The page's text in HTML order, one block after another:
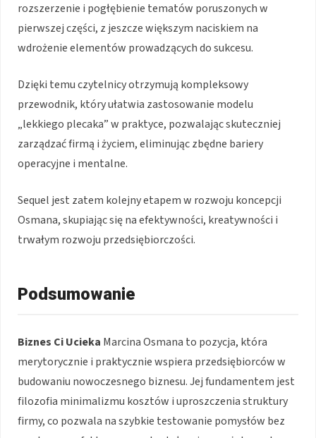
rozszerzenie i pogłębienie tematów poruszonych w
pierwszej części, z jeszcze większym naciskiem na
wdrożenie elementów prowadzących do sukcesu.
Dzięki temu czytelnicy otrzymują kompleksowy
przewodnik, który ułatwia zastosowanie modelu
„lekkiego plecaka” w praktyce, pozwalając skuteczniej
zarządzać firmą i życiem, eliminując zbędne bariery
operacyjne i mentalne.
Sequel jest zatem kolejny etapem w rozwoju koncepcji
Osmana, skupiając się na efektywności, kreatywności i
trwałym rozwoju przedsiębiorczości.
Podsumowanie
Biznes Ci Ucieka Marcina Osmana to pozycja, która
merytorycznie i praktycznie wspiera przedsiębiorców w
budowaniu nowoczesnego biznesu. Jej fundamentem jest
filozofia minimalizmu kosztów i uproszczenia struktury
firmy, co pozwala na szybkie testowanie pomysłów bez